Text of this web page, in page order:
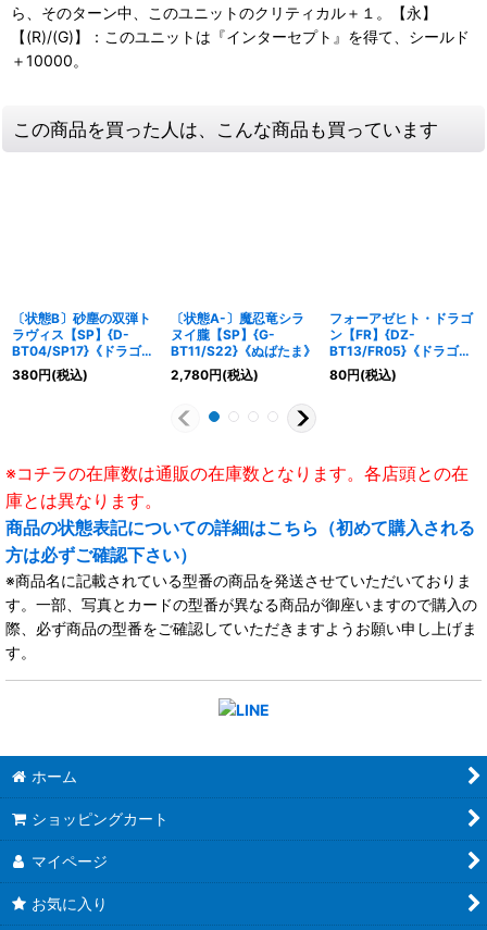
ら、そのターン中、このユニットのクリティカル＋１。【永】
【(R)/(G)】：このユニットは『インターセプト』を得て、シールド
＋10000。
この商品を買った人は、こんな商品も買っています
〔状態B〕砂塵の双弾ト
ラヴィス【SP】{D-
BT04/SP17}《ドラゴン
エンパイア》
380円(税込)
〔状態A-〕魔忍竜シラ
ヌイ朧【SP】{G-
BT11/S22}《ぬばたま》
2,780円(税込)
フォーアゼヒト・ドラゴ
ン【FR】{DZ-
BT13/FR05}《ドラゴン
エンパイア》
80円(税込)
※コチラの在庫数は通販の在庫数となります。各店頭との在
庫とは異なります。
商品の状態表記についての詳細はこちら（初めて購入される
方は必ずご確認下さい）
※商品名に記載されている型番の商品を発送させていただいておりま
す。一部、写真とカードの型番が異なる商品が御座いますので購入の
際、必ず商品の型番をご確認していただきますようお願い申し上げま
す。
ホーム
ショッピングカート
マイページ
お気に入り